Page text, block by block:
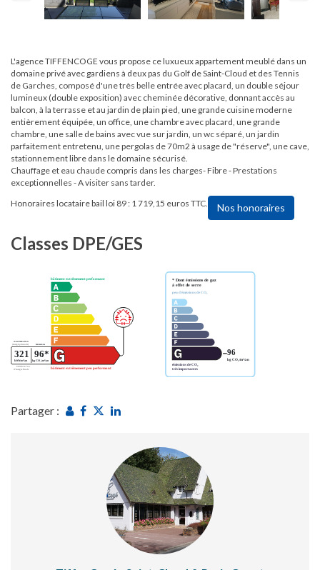
L'agence TIFFENCOGE vous propose ce luxueux appartement meublé dans un
domaine privé avec gardiens à deux pas du Golf de Saint-Cloud et des Tennis
de Garches, composé d'une très belle entrée avec placard, un double séjour
lumineux (double exposition) avec cheminée décorative, donnant accès au
balcon, à la terrasse et au jardin de plain pied, une grande cuisine moderne
entièrement équipée, un office, une chambre avec placard, une grande
chambre, une salle de bains avec vue sur jardin, un wc séparé, un jardin
parfaitement entretenu, une pergolas de 70m2 à usage de "réserve", une cave,
stationnement libre dans le domaine sécurisé.
Chauffage et eau chaude compris dans les charges- Fibre - Prestations
exceptionnelles - A visiter sans tarder.
Honoraires locataire bail loi 89 : 1 719,15 euros TTC.
Nos honoraires
Classes DPE/GES
Partager :